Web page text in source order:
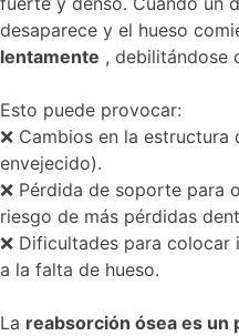
desaparece y el hueso
lentamente , debilitándose
Esto puede provocar:
❌ Cambios en la
envejecido).
❌ Pérdida de soporte para
riesgo de más pérdidas
❌ Dificultades para
a la falta de hueso.
La reabsorción ósea es